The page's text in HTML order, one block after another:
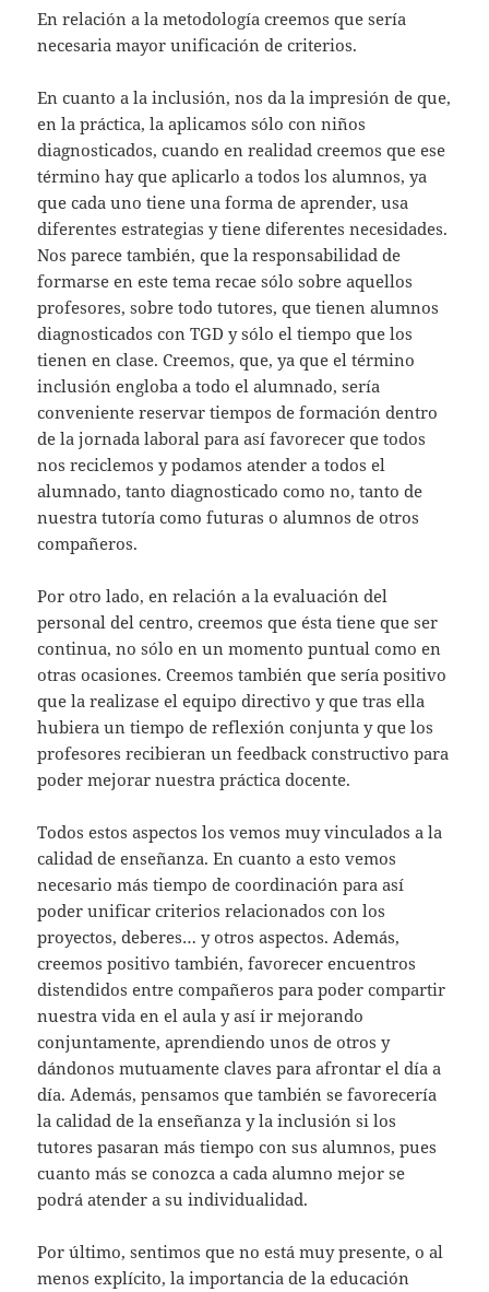
En relación a la metodología creemos que sería
necesaria mayor unificación de criterios.
En cuanto a la inclusión, nos da la impresión de que,
en la práctica, la aplicamos sólo con niños
diagnosticados, cuando en realidad creemos que ese
término hay que aplicarlo a todos los alumnos, ya
que cada uno tiene una forma de aprender, usa
diferentes estrategias y tiene diferentes necesidades.
Nos parece también, que la responsabilidad de
formarse en este tema recae sólo sobre aquellos
profesores, sobre todo tutores, que tienen alumnos
diagnosticados con TGD y sólo el tiempo que los
tienen en clase. Creemos, que, ya que el término
inclusión engloba a todo el alumnado, sería
conveniente reservar tiempos de formación dentro
de la jornada laboral para así favorecer que todos
nos reciclemos y podamos atender a todos el
alumnado, tanto diagnosticado como no, tanto de
nuestra tutoría como futuras o alumnos de otros
compañeros.
Por otro lado, en relación a la evaluación del
personal del centro, creemos que ésta tiene que ser
continua, no sólo en un momento puntual como en
otras ocasiones. Creemos también que sería positivo
que la realizase el equipo directivo y que tras ella
hubiera un tiempo de reflexión conjunta y que los
profesores recibieran un feedback constructivo para
poder mejorar nuestra práctica docente.
Todos estos aspectos los vemos muy vinculados a la
calidad de enseñanza. En cuanto a esto vemos
necesario más tiempo de coordinación para así
poder unificar criterios relacionados con los
proyectos, deberes… y otros aspectos. Además,
creemos positivo también, favorecer encuentros
distendidos entre compañeros para poder compartir
nuestra vida en el aula y así ir mejorando
conjuntamente, aprendiendo unos de otros y
dándonos mutuamente claves para afrontar el día a
día. Además, pensamos que también se favorecería
la calidad de la enseñanza y la inclusión si los
tutores pasaran más tiempo con sus alumnos, pues
cuanto más se conozca a cada alumno mejor se
podrá atender a su individualidad.
Por último, sentimos que no está muy presente, o al
menos explícito, la importancia de la educación